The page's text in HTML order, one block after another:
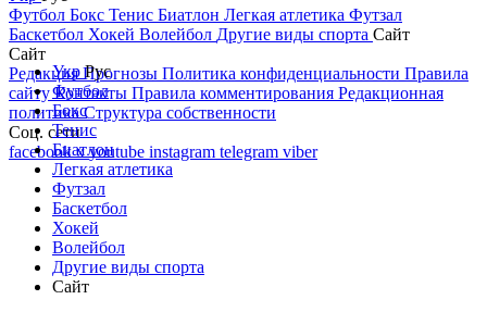
Футбол Бокс Тенис Биатлон Легкая атлетика Футзал
Баскетбол Хокей Волейбол Другие виды спорта Сайт
Сайт
РедакцияПрогнозы Политика конфиденциальности Правила
сайтуКонтакты Правила комментирования Редакционная
политикаСтруктура собственности
Соц. сети
facebookxyoutube instagram telegram viber
УкрРус
Футбол
Бокс
Тенис
Биатлон
Легкая атлетика
Футзал
Баскетбол
Хокей
Волейбол
Другие виды спорта
Сайт